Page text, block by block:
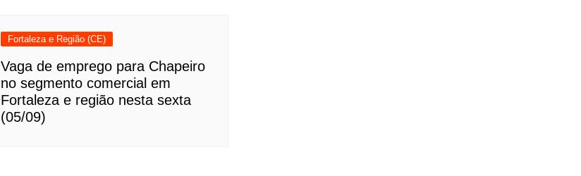
Fortaleza e Região (CE)
Vaga de emprego para Chapeiro
no segmento comercial em
Fortaleza e região nesta sexta
(05/09)